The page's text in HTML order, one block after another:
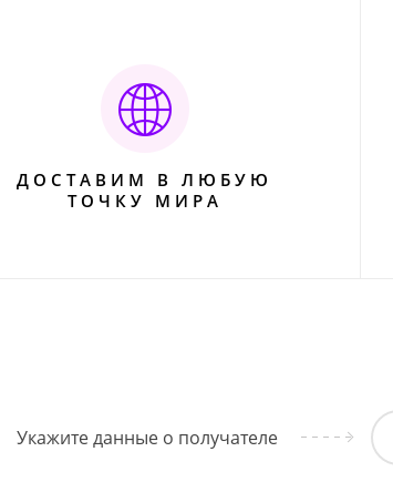
ДОСТАВИМ В ЛЮБУЮ
ТОЧКУ МИРА
Укажите данные о получателе